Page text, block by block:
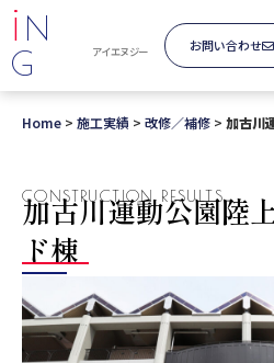
i N
G
アイエヌジー お問い合わせ
Home > 施工実績 > 改修／補修 > 加古川
CONSTRUCTION RESULTS
加古川運動公園陸
ド棟